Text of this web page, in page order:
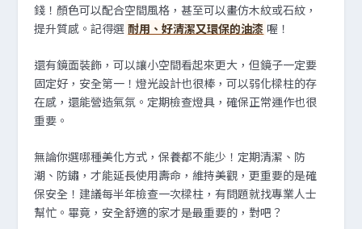
錢！顏色可以配合空間風格，甚至可以畫仿木紋或石紋，
提升質感。記得選 耐用、好清潔又環保的油漆 喔！
還有鏡面裝飾，可以讓小空間看起來更大，但鏡子一定要
固定好，安全第一！燈光設計也很棒，可以弱化樑柱的存
在感，還能營造氣氛。定期檢查燈具，確保正常運作也很
重要。
無論你選哪種美化方式，保養都不能少！定期清潔、防
潮、防鏽，才能延長使用壽命，維持美觀，更重要的是確
保安全！建議每半年檢查一次樑柱，有問題就找專業人士
幫忙。畢竟，安全舒適的家才是最重要的，對吧？